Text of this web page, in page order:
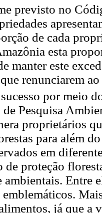
previsto no
de cada
esta
manter este
renunciarem
por meio
Pesquisa
proprietários
para além
em
de proteção
ambientais. Entre
emblemáticos.
já que a